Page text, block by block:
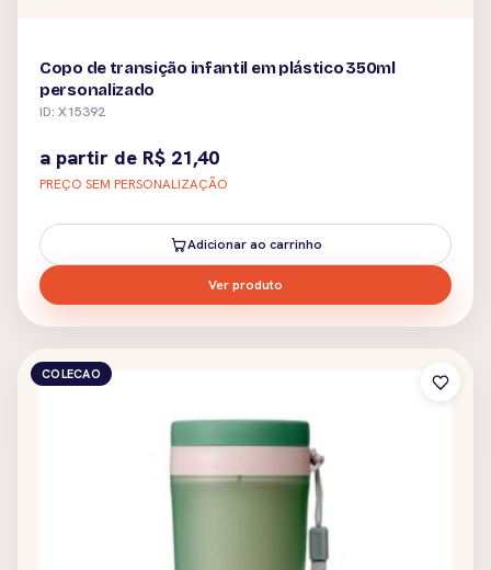
Copo de transição infantil em plástico 350ml
personalizado
ID: X15392
a partir de R$ 21,40
PREÇO SEM PERSONALIZAÇÃO
Adicionar ao carrinho
Ver produto
COLECAO